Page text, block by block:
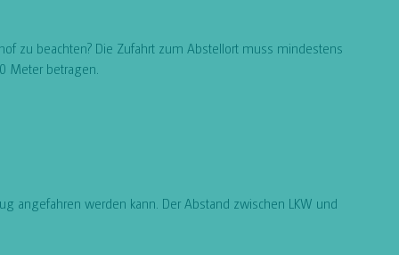
zu beachten? Die Zufahrt zum Abstellort muss mindestens
Meter betragen.
angefahren werden kann. Der Abstand zwischen LKW und